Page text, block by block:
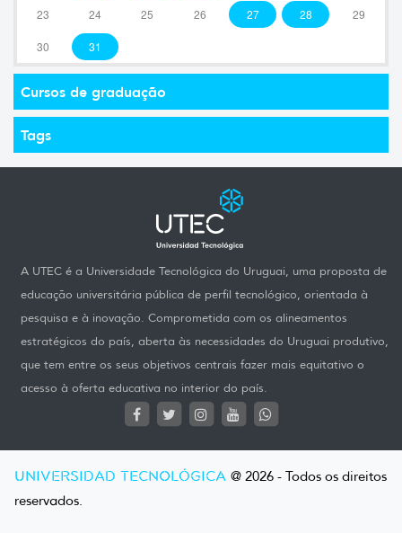
23 24 25 26 27 28 29
30 31
Cursos de graduação
Tags
A UTEC é a Universidade Tecnológica do Uruguai, uma proposta de
educação universitária pública de perfil tecnológico, orientada à
pesquisa e à inovação. Comprometida com os alineamentos
estratégicos do país, aberta às necessidades do Uruguai produtivo,
que tem entre os seus objetivos centrais fazer mais equitativo o
acesso à oferta educativa no interior do país.
UNIVERSIDAD TECNOLÓGICA @ 2026 - Todos os direitos
reservados.